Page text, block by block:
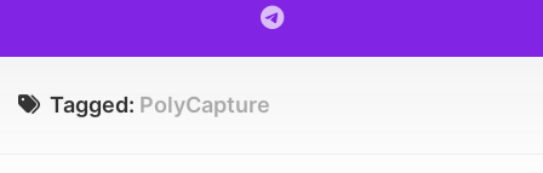
Tagged: PolyCapture